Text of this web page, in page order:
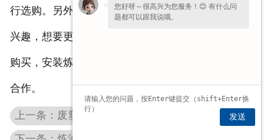
行选购。另外，如果您对炼油设备其它方向的信息有
兴趣，想要更多维度的了解炼油设备，又或者是想要
购买，安装炼油设备，欢迎拨打我公司热线电话洽谈
合作。
上一条：废塑料炼油过程中的一些工序介绍
您好呀～很高兴为您服务！😊 有什么问
题都可以跟我说哦。
发送